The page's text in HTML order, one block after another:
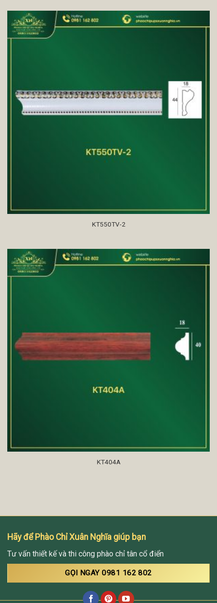
KT550TV-2
KT404A
Hãy để Phào Chỉ Xuân Nghĩa giúp bạn
Tư vấn thiết kế và thi công phào chỉ tân cổ điển
GỌI NGAY 0981 162 802